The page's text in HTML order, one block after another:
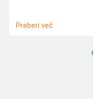
Preberi več